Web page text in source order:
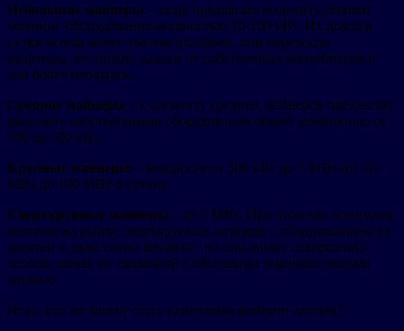
Небольшие майнеры – сюда предлагаю выделить сегмент
майнинг-оборудования мощностью 20-100 кВт. Их доход в
сутки всегда менее тысячи долларов, они переросли
квартиры, но сильно далеки от собственных контейнеров и
тем более площадок.
Средние майнеры – к сегменту средних майнеров предлагаю
выделить собственников оборудования общей мощностью от
100 до 500 кВт.
Крупные майнеры – мощность от 500 кВт до 5 МВт (от 10
МВт до 100 МВт в сутки).
Сверхкрупные майнеры – от 5 МВт. При этом мы понимаем
наличие на рынке сверхкрупных игроков с оборудованием на
десятки и даже сотни мегаватт, но они живут совершенно
особой, никак не связанной с обычными земными людьми
жизнью.
Итак, кто же может стать клиентами майнинг-отелей?